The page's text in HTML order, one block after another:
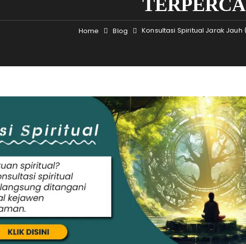
Home Blog Konsultasi Spiritual Jarak